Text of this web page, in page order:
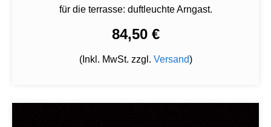
für die terrasse: duftleuchte Arngast.
84,50 €
(Inkl. MwSt. zzgl. Versand)